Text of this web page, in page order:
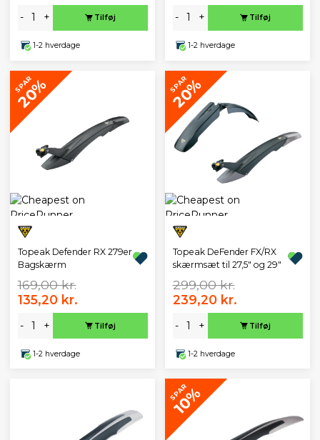
- + Tilføj
1-2 hverdage
- + Tilføj
1-2 hverdage
SPAR
20%
Topeak Defender RX 279er
Bagskærm
169,00 kr.
135,20 kr.
- + Tilføj
1-2 hverdage
SPAR
20%
Topeak DeFender FX/RX
skærmsæt til 27,5" og 29"
299,00 kr.
239,20 kr.
- + Tilføj
1-2 hverdage
SPAR
10%